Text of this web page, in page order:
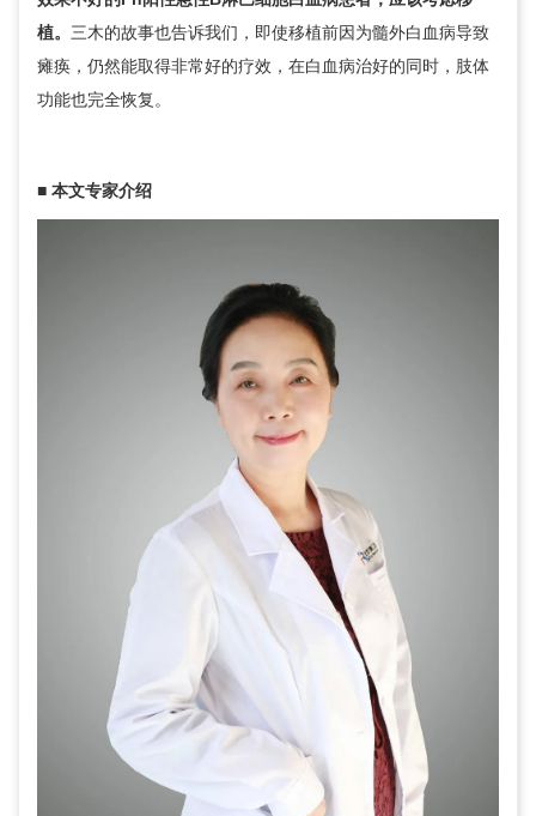
植。 三木的故事也告诉我们，即使移植前因为髓外白血病导致
瘫痪，仍然能取得非常好的疗效，在白血病治好的同时，肢体
功能也完全恢复。
■ 本文专家介绍